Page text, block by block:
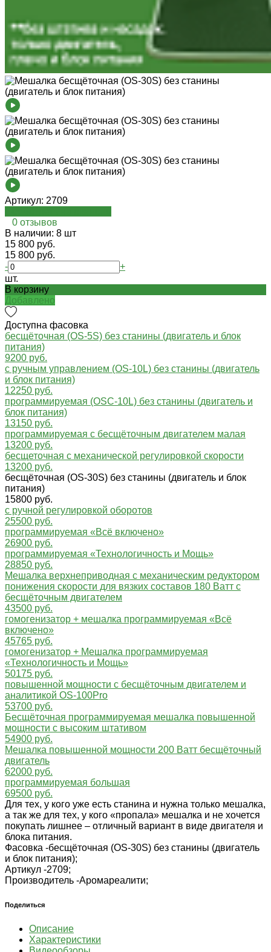
Артикул: 2709
0 отзывов
В наличии: 8 шт
15 800 руб.
15 800 руб.
-
+
шт.
В корзину
Добавлено
Доступна фасовка
бесщёточная (OS-5S) без станины (двигатель и блок
питания)
9200 руб.
с ручным управлением (OS-10L) без станины (двигатель
и блок питания)
12250 руб.
программируемая (OSC-10L) без станины (двигатель и
блок питания)
13150 руб.
программируемая с бесщёточным двигателем малая
13200 руб.
бесщеточная с механической регулировкой скорости
13200 руб.
бесщёточная (OS-30S) без станины (двигатель и блок
питания)
15800 руб.
с ручной регулировкой оборотов
25500 руб.
программируемая «Всё включено»
26900 руб.
программируемая «Технологичность и Мощь»
28850 руб.
Мешалка верхнеприводная с механическим редуктором
понижения скорости для вязких составов 180 Ватт с
бесщёточным двигателем
43500 руб.
гомогенизатор + мешалка программируемая «Всё
включено»
45765 руб.
гомогенизатор + Мешалка программируемая
«Технологичность и Мощь»
50175 руб.
повышенной мощности с бесщёточным двигателем и
аналитикой OS-100Pro
53700 руб.
Бесщёточная программируемая мешалка повышенной
мощности с высоким штативом
54900 руб.
Мешалка повышенной мощности 200 Ватт бесщёточный
двигатель
62000 руб.
программируемая большая
69500 руб.
Для тех, у кого уже есть станина и нужна только мешалка,
а так же для тех, у кого «пропала» мешалка и не хочется
покупать лишнее – отличный вариант в виде двигателя и
блока питания.
Фасовка -бесщёточная (OS-30S) без станины (двигатель
и блок питания);
Артикул -2709;
Производитель -Аромареалити;
Поделиться